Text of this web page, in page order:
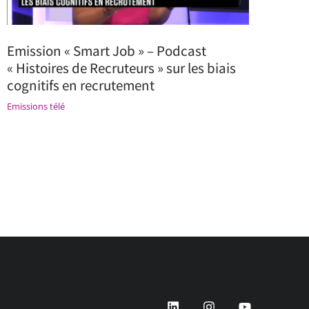
Emission « Smart Job » – Podcast
« Histoires de Recruteurs » sur les biais
cognitifs en recrutement
Emissions télé